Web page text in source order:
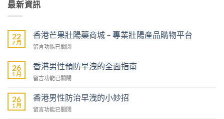
最新資訊
22
7 月
香港芒果壯陽藥商城 – 專業壯陽產品購物平台
在
港
芒
果
陽
藥
商
留言功能已關閉
26
1 月
香港男性預防早洩的全面指南
在
港
男
性
留言功能已關閉
26
1 月
香港男性防治早洩的小妙招
在
留言功能已關閉